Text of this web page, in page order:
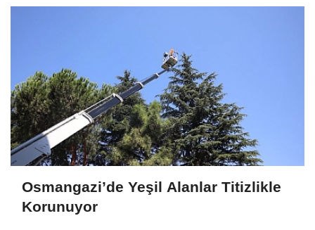
Osmangazi’de Yeşil Alanlar Titizlikle
Korunuyor